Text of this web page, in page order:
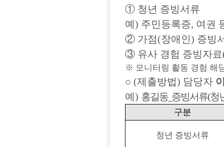
① 청년 증빙서류
예 ) 주민등록증, 여권
② 가점(장애인) 증빙
③ 유사 경험 증빙자료
※ 모니터링 활동 경험 해
○ (제출방법) 담당자
예 ) 홍길동_ 증빙서류(청
구분
청년 증빙서류